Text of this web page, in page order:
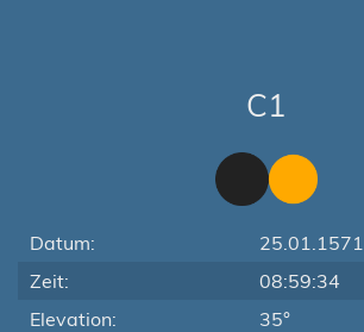
C1
Datum:
25.01.1571
Zeit:
08:59:34
Elevation:
35°